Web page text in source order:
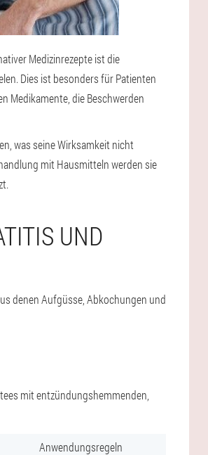
Medizinrezepte ist die
Dies ist besonders für Patienten
Medikamente, die Beschwerden
was seine Wirksamkeit nicht
mit Hausmitteln werden sie
UND
denen Aufgüsse, Abkochungen und
mit entzündungshemmenden,
Anwendungsregeln